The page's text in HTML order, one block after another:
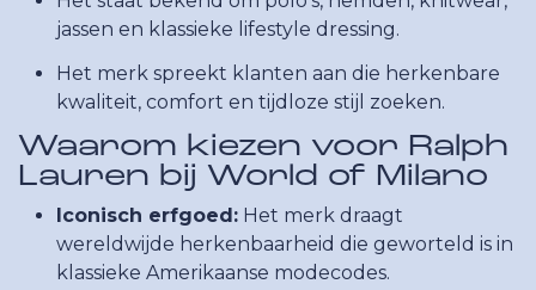
jassen en klassieke lifestyle dressing.
Het merk spreekt klanten aan die herkenbare
kwaliteit, comfort en tijdloze stijl zoeken.
Waarom kiezen voor Ralph
Lauren bij World of Milano
Iconisch erfgoed: Het merk draagt
wereldwijde herkenbaarheid die geworteld is in
klassieke Amerikaanse modecodes.